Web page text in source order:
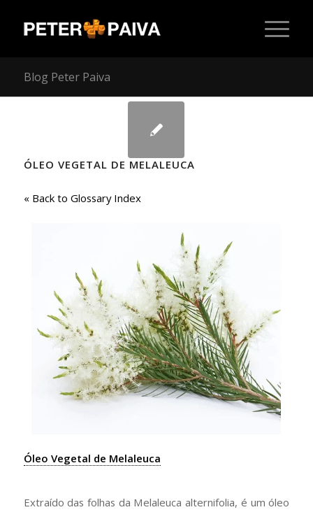
Blog Peter Paiva
ÓLEO VEGETAL DE MELALEUCA
« Back to Glossary Index
Óleo Vegetal de Melaleuca
Extraído das folhas da Melaleuca alternifolia, é um óleo